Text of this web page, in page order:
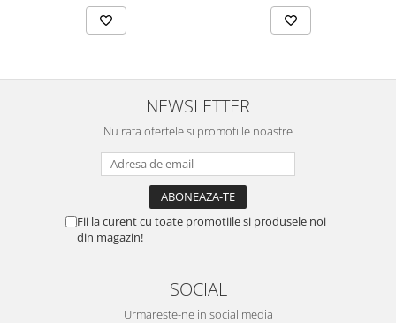
NEWSLETTER
Nu rata ofertele si promotiile noastre
Fii la curent cu toate promotiile si produsele noi
din magazin!
SOCIAL
Urmareste-ne in social media